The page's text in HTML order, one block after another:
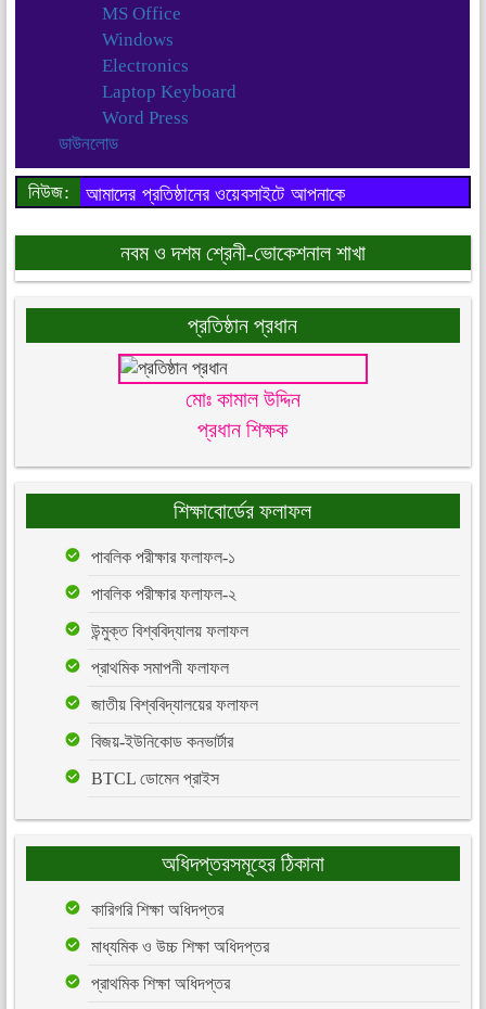
MS Office
Windows
Electronics
Laptop Keyboard
Word Press
ডাউনলোড
নিউজ:
আমাদের প্রতিষ্ঠানের ওয়েবসাইটে আপনাকে
নবম ও দশম শ্রেনী-ভোকেশনাল শাখা
প্রতিষ্ঠান প্রধান
মোঃ কামাল উদ্দিন
প্রধান শিক্ষক
শিক্ষাবোর্ডের ফলাফল
পাবলিক পরীক্ষার ফলাফল-১
পাবলিক পরীক্ষার ফলাফল-২
উন্মুক্ত বিশ্ববিদ্যালয় ফলাফল
প্রাথমিক সমাপনী ফলাফল
জাতীয় বিশ্ববিদ্যালয়ের ফলাফল
বিজয়-ইউনিকোড কনভার্টার
BTCL ডোমেন প্রাইস
অধিদপ্তরসমূহের ঠিকানা
কারিগরি শিক্ষা অধিদপ্তর
মাধ্যমিক ও উচ্চ শিক্ষা অধিদপ্তর
প্রাথমিক শিক্ষা অধিদপ্তর